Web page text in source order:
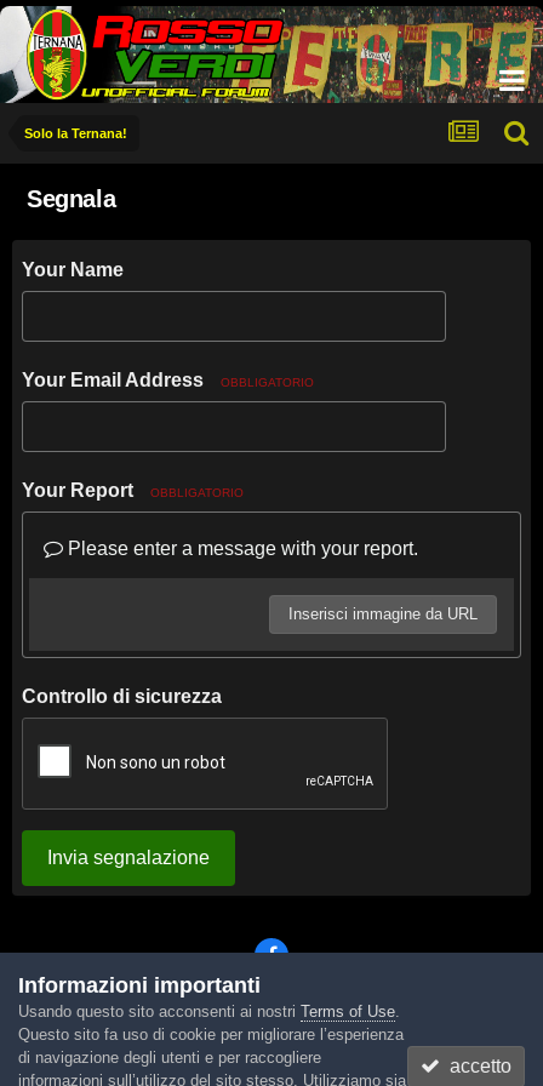
Solo la Ternana!
Segnala
Your Name
Your Email Address OBBLIGATORIO
Your Report OBBLIGATORIO
Please enter a message with your report.
Inserisci immagine da URL
Controllo di sicurezza
Invia segnalazione
Lingua Tema Contattaci Cookies
Powered by Invision Community
Informazioni importanti
Usando questo sito acconsenti ai nostri Terms of Use.
Questo sito fa uso di cookie per migliorare l’esperienza
di navigazione degli utenti e per raccogliere
informazioni sull’utilizzo del sito stesso. Utilizziamo sia
accetto